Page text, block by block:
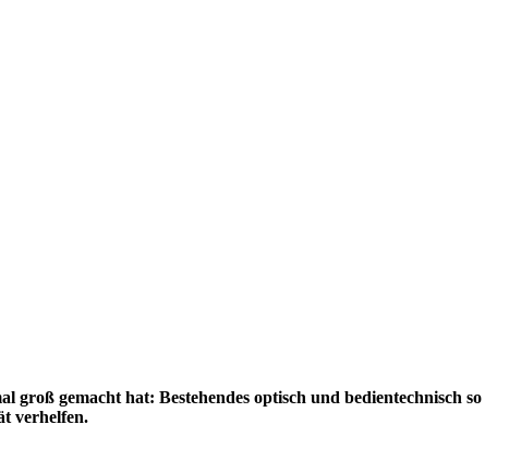
gemacht hat: Bestehendes optisch und bedientechnisch so
verhelfen.